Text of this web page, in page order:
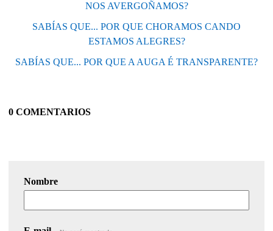
NOS AVERGOÑAMOS?
SABÍAS QUE... POR QUE CHORAMOS CANDO
ESTAMOS ALEGRES?
SABÍAS QUE... POR QUE A AUGA É TRANSPARENTE?
0 COMENTARIOS
Nombre